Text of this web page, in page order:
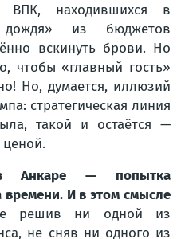
ВПК, находившихся в
дождя» из бюджетов
вскинуть брови. Но
чтобы «главный гость»
Но, думается, иллюзий
стратегическая линия
такой и остаётся —
Анкаре — попытка
времени. И в этом смысле
решив ни одной из
не сняв ни одного из